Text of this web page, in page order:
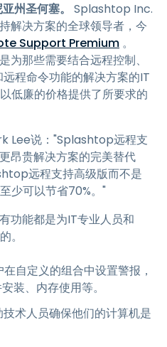
州圣何塞。
Splashtop Inc.
解决方案的全球领导者，今
Support Premium 。
那些需要结合远程控制、
程命令功能的解决方案的IT
低廉的价格提供了所要求的
Lee说："Splashtop远程支
昂贵解决方案的完美替代
远程支持高级版而不是
少可以节省70%。"
功能都是为IT专业人员和
。
在自定义的组合中设置警报，
装、内存使用等。
技术人员确保他们的计算机是